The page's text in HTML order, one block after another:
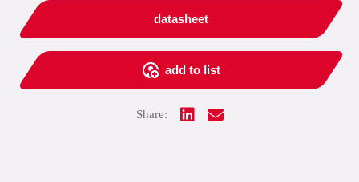
datasheet
add to list
Share: